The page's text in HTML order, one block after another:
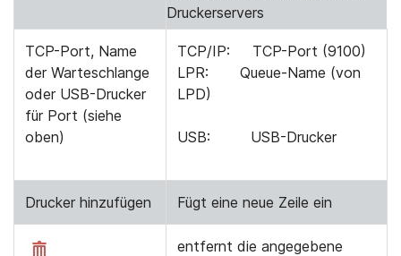
Druckerservers
TCP-Port, Name
der Warteschlange
oder USB-Drucker
für Port (siehe
oben)
TCP/IP: TCP-Port (9100)
LPR: Queue-Name (von
LPD)
USB: USB-Drucker
Drucker hinzufügen Fügt eine neue Zeile ein
entfernt die angegebene